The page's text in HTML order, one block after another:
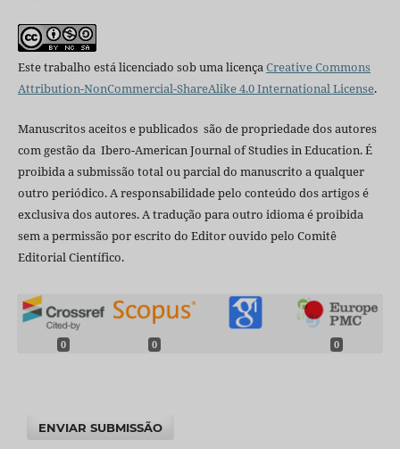
Este trabalho está licenciado sob uma licençaCreative Commons
Attribution-NonCommercial-ShareAlike 4.0 International License.
Manuscritos aceitos e publicados são de propriedade dos autores
com gestão da Ibero-American Journal of Studies in Education. É
proibida a submissão total ou parcial do manuscrito a qualquer
outro periódico. A responsabilidade pelo conteúdo dos artigos é
exclusiva dos autores. A tradução para outro idioma é proibida
sem a permissão por escrito do Editor ouvido pelo Comitê
Editorial Científico.
0 0 0
ENVIAR SUBMISSÃO